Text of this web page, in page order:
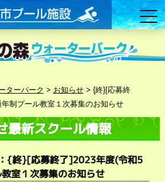
ターパーク > お知らせ> {終}[応募終
制プール教室１次募集のお知らせ
最新スクール情報
{終}[応募終了]2023年度(令和5
室１次募集のお知らせ